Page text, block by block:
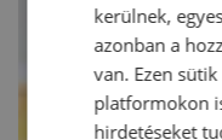
kerülnek,
azonban a
van. Ezen
platformokon
hirdetéseket